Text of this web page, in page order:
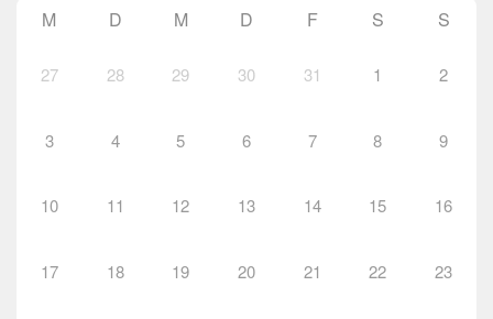
M D M D F S S
27 28 29 30 31 1 2
3 4 5 6 7 8 9
10 11 12 13 14 15 16
17 18 19 20 21 22 23